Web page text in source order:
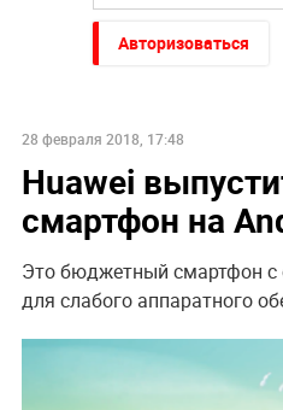
Авторизоваться
28 февраля 2018, 17:48
Huawei
смартфон на
Это бюджетный смартфон с
для слабого аппаратного